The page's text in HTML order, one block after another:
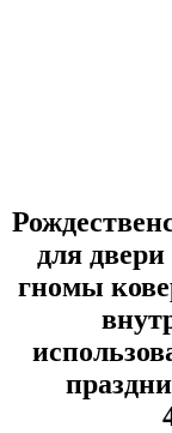
для
гномы